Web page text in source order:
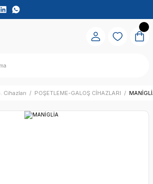
Cihazları POŞETLEME-GALOŞ CİHAZLARI